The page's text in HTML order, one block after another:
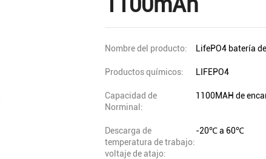
Nombre del producto: LifePO4 batería
Productos químicos: LIFEPO4
Capacidad de
Norminal:
1100MAH de
Descarga de
temperatura de trabajo:
voltaje de atajo:
-20℃ a 60℃